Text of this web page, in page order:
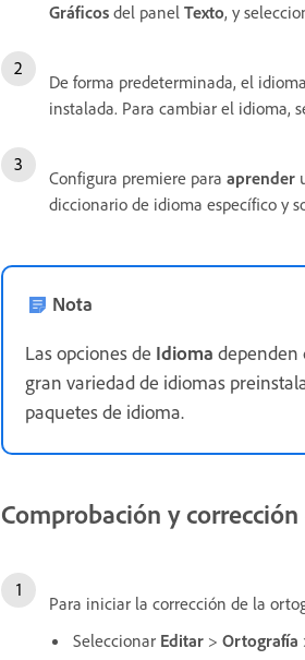
Gráficos del panel Texto, y
De forma predeterminada, el
instalada. Para cambiar el idioma,
Configura premiere para aprender
diccionario de idioma específico y
Nota
Las opciones de Idioma dependen
gran variedad de idiomas
paquetes de idioma.
Comprobación y
Para iniciar la corrección de la
Seleccionar Editar > Ortografía